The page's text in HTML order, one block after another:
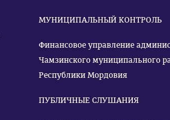
МУНИЦИПАЛЬНЫЙ КОНТРОЛЬ
Финансовое управление
Чамзинского муниципального
Республики Мордовия
ПУБЛИЧНЫЕ СЛУШАНИЯ